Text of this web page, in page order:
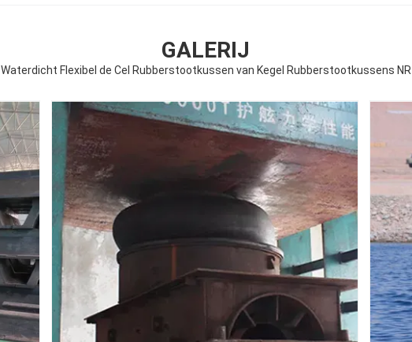
GALERIJ
Waterdicht Flexibel de Cel Rubberstootkussen van Kegel Rubberstootkussens NR